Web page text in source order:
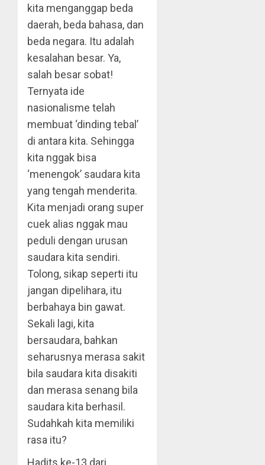
kita menganggap beda
daerah, beda bahasa, dan
beda negara. Itu adalah
kesalahan besar. Ya,
salah besar sobat!
Ternyata ide
nasionalisme telah
membuat ‘dinding tebal’
di antara kita. Sehingga
kita nggak bisa
‘menengok’ saudara kita
yang tengah menderita.
Kita menjadi orang super
cuek alias nggak mau
peduli dengan urusan
saudara kita sendiri.
Tolong, sikap seperti itu
jangan dipelihara, itu
berbahaya bin gawat.
Sekali lagi, kita
bersaudara, bahkan
seharusnya merasa sakit
bila saudara kita disakiti
dan merasa senang bila
saudara kita berhasil.
Sudahkah kita memiliki
rasa itu?
Hadits ke-13 dari